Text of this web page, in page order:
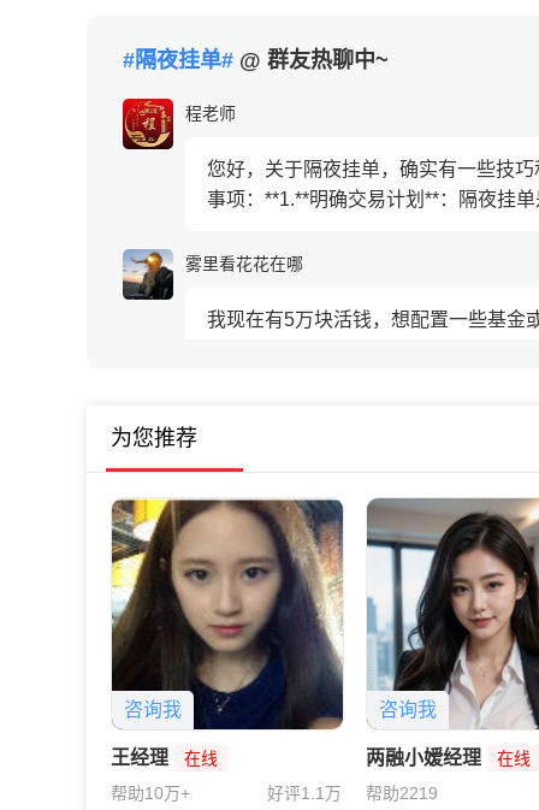
#隔夜挂单# @ 群友热聊中~
程老师
您好，关于隔夜挂单，确实有一些技
事项：**1.**明确交易计划**：隔夜挂
雾里看花花在哪
我现在有5万块活钱，想配置一些基金
为您推荐
咨询我
王经理
在线
帮助10万+
好评1.1万
咨询我
两融小嫒经理
在线
帮助2219